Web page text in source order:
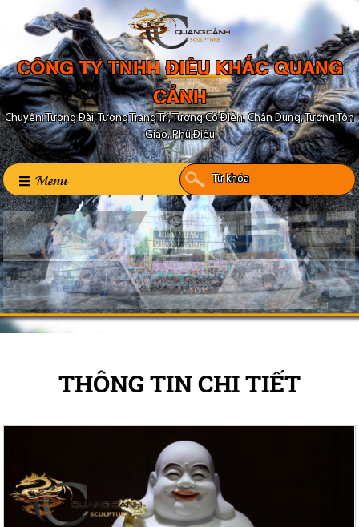
CÔNG TY TNHH ĐIÊU KHẮC QUANG
CẢNH
Chuyên: Tượng Đài, Tượng Trang Trí, Tượng Cổ Điển, Chân Dung, Tượng Tôn
Giáo, Phù Điêu
Menu
THÔNG TIN CHI TIẾT